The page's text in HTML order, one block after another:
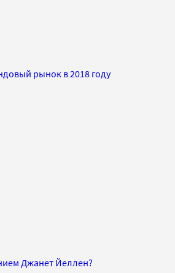
рынок в 2018 году
Джанет Йеллен?